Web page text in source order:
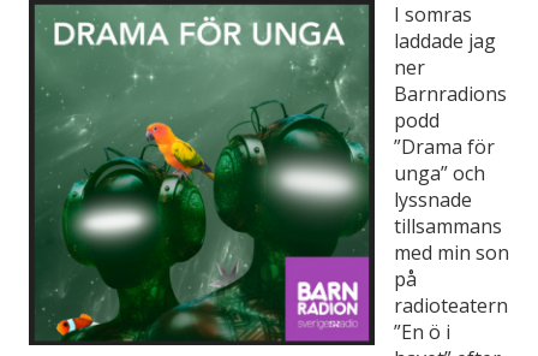
I somras
laddade jag
ner
Barnradions
podd
”Drama för
unga” och
lyssnade
tillsammans
med min son
på
radioteatern
”En ö i